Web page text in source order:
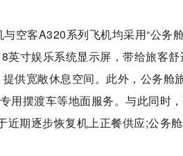
空客A320系列飞机均采用“公务
寸娱乐系统显示屏，带给旅客舒
供宽敞休息空间。此外，公务舱
用摆渡车等地面服务。与此同时
期逐步恢复机上正餐供应;公务